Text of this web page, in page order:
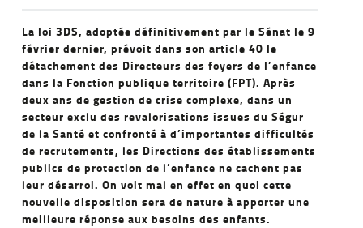
La loi 3DS, adoptée définitivement par le Sénat le 9
février dernier, prévoit dans son article 40 le
détachement des Directeurs des foyers de l’enfance
dans la Fonction publique territoire (FPT). Après
deux ans de gestion de crise complexe, dans un
secteur exclu des revalorisations issues du Ségur
de la Santé et confronté à d’importantes difficultés
de recrutements, les Directions des établissements
publics de protection de l’enfance ne cachent pas
leur désarroi. On voit mal en effet en quoi cette
nouvelle disposition sera de nature à apporter une
meilleure réponse aux besoins des enfants.